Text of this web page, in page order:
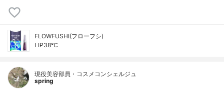
FLOWFUSHI(フローフシ)
LIP38℃
現役美容部員・コスメコンシェルジュ
spring